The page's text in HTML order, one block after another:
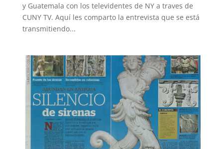
y Guatemala con los televidentes de NY a traves de
CUNY TV. Aquí les comparto la entrevista que se está
transmitiendo...